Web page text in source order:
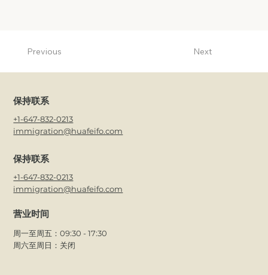
Previous Next
营业时间
周一至周五：09:30 - 17:30
周六至周日：关闭
保持联系
+1-647-832-0213
immigration@huafeifo.com
保持联系
+1-647-832-0213
immigration@huafeifo.com